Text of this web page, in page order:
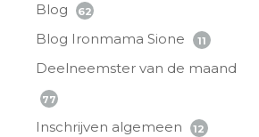
Blog 62
Blog Ironmama Sione 11
Deelneemster van de maand
77
Inschrijven algemeen 12